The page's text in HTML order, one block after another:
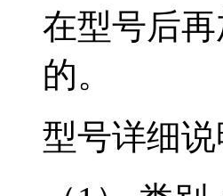
在型号后再
的。
型号详细说